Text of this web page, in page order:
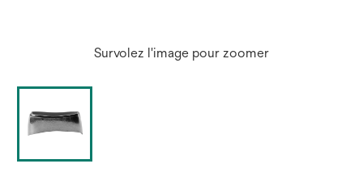
Survolez l'image pour zoomer